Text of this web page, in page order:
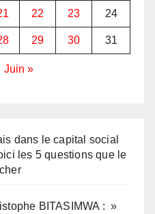
22 23 24
29 30 31
Juin »
dans le capital social
les 5 questions que le
BITASIMWA : »